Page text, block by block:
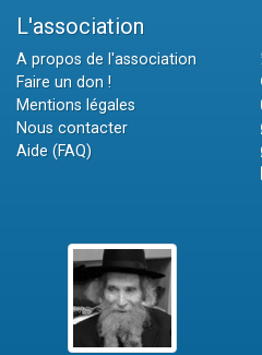
L'association
A propos de l'association
Faire un don !
Mentions légales
Nous contacter
Aide (FAQ)